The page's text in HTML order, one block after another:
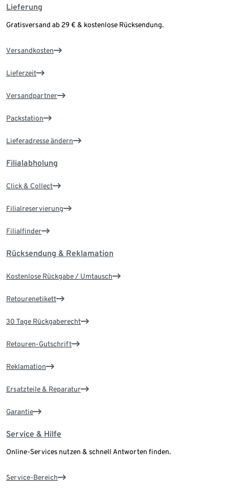
Lieferung
Gratisversand ab 29 € & kostenlose Rücksendung.
Versandkosten
Lieferzeit
Versandpartner
Packstation
Lieferadresse ändern
Filialabholung
Click & Collect
Filialreservierung
Filialfinder
Rücksendung & Reklamation
Kostenlose Rückgabe / Umtausch
Retourenetikett
30 Tage Rückgaberecht
Retouren-Gutschrift
Reklamation
Ersatzteile & Reparatur
Garantie
Service & Hilfe
Online-Services nutzen & schnell Antworten finden.
Service-Bereich